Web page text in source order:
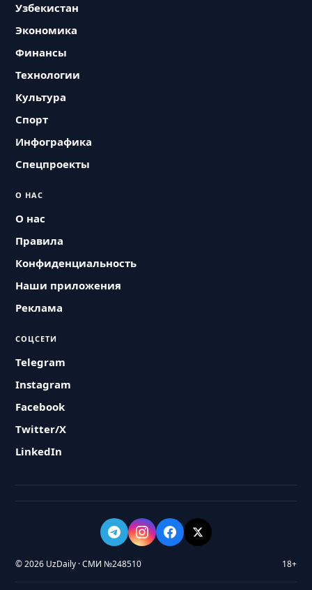
Узбекистан
Экономика
Финансы
Технологии
Культура
Спорт
Инфографика
Спецпроекты
О НАС
О нас
Правила
Конфиденциальность
Наши приложения
Реклама
СОЦСЕТИ
Telegram
Instagram
Facebook
Twitter/X
LinkedIn
© 2026 UzDaily · СМИ №248510 18+